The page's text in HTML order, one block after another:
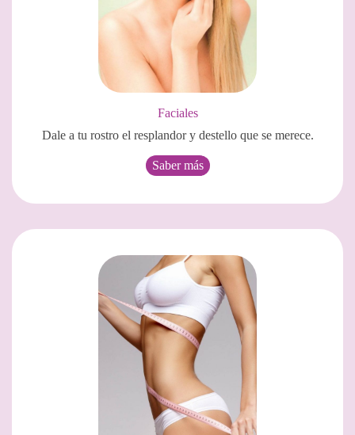
Faciales
Dale a tu rostro el resplandor y destello que se merece.
Saber más